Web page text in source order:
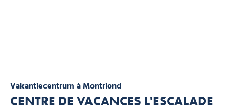
Vakantiecentrum à Montriond
CENTRE DE VACANCES L'ESCALADE